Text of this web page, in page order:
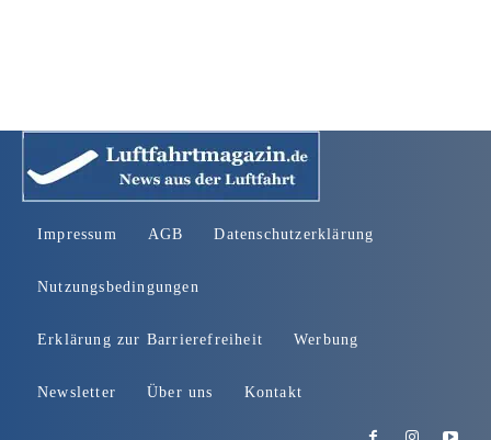
Impressum AGB Datenschutzerklärung
Nutzungsbedingungen
Erklärung zur Barrierefreiheit Werbung
Newsletter Über uns Kontakt